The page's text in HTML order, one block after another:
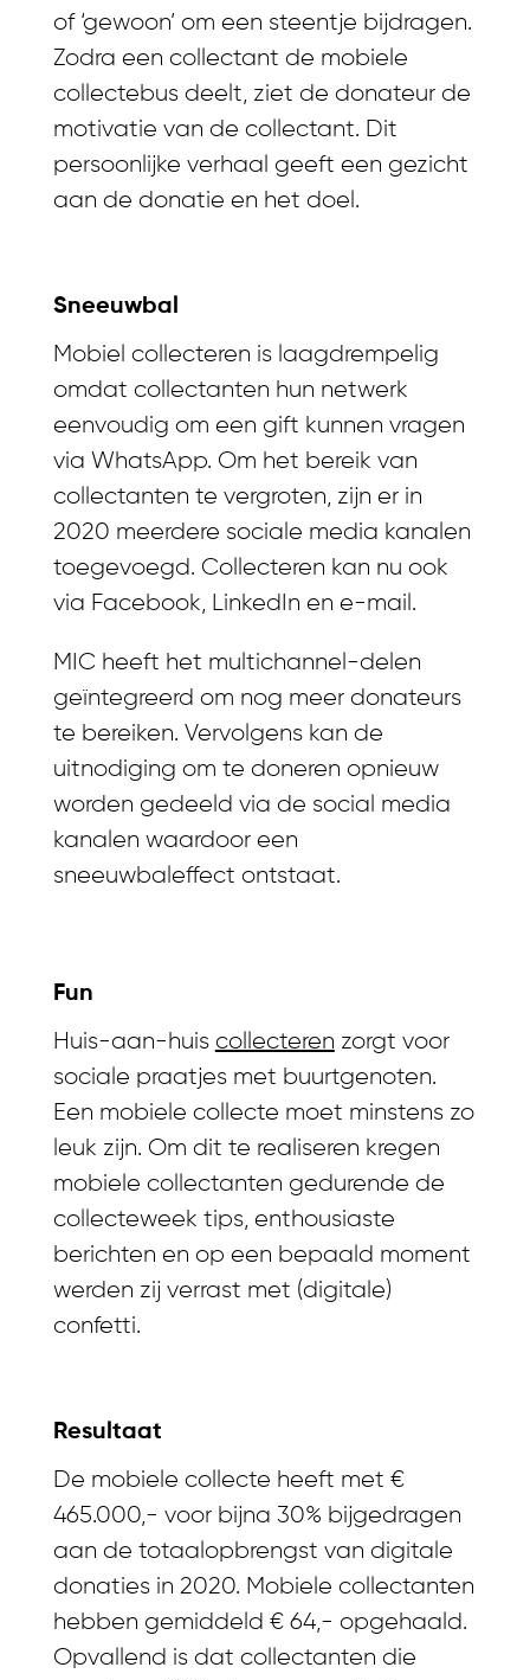
of ‘gewoon’ om een steentje bijdragen.
Zodra een collectant de mobiele
collectebus deelt, ziet de donateur de
motivatie van de collectant. Dit
persoonlijke verhaal geeft een gezicht
aan de donatie en het doel.
Sneeuwbal
Mobiel collecteren is laagdrempelig
omdat collectanten hun netwerk
eenvoudig om een gift kunnen vragen
via WhatsApp. Om het bereik van
collectanten te vergroten, zijn er in
2020 meerdere sociale media kanalen
toegevoegd. Collecteren kan nu ook
via Facebook, LinkedIn en e-mail.
MIC heeft het multichannel-delen
geïntegreerd om nog meer donateurs
te bereiken. Vervolgens kan de
uitnodiging om te doneren opnieuw
worden gedeeld via de social media
kanalen waardoor een
sneeuwbaleffect ontstaat.
Fun
Huis-aan-huis collecteren zorgt voor
sociale praatjes met buurtgenoten.
Een mobiele collecte moet minstens zo
leuk zijn. Om dit te realiseren kregen
mobiele collectanten gedurende de
collecteweek tips, enthousiaste
berichten en op een bepaald moment
werden zij verrast met (digitale)
confetti.
Resultaat
De mobiele collecte heeft met €
465.000,- voor bijna 30% bijgedragen
aan de totaalopbrengst van digitale
donaties in 2020. Mobiele collectanten
hebben gemiddeld € 64,- opgehaald.
Opvallend is dat collectanten die